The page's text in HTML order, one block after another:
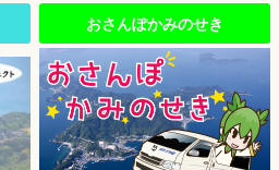
おさんぽかみのせき